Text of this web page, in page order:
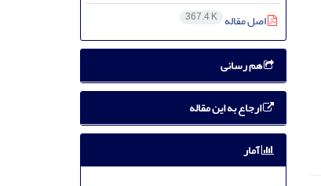
اصل مقاله 367.4 K
هم رسانی
ارجاع به این مقاله
آمار